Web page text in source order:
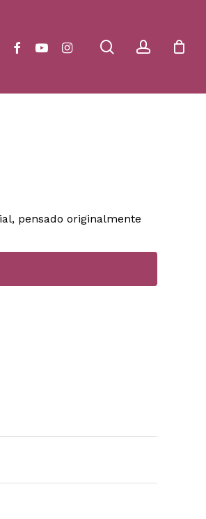
searchaccount
facebookyoutubeinstagram Cart
pensado originalmente